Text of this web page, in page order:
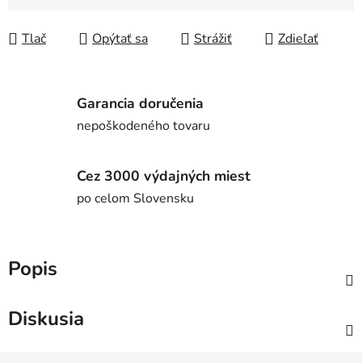
Tlač Opýtať sa Strážiť Zdieľať
Garancia doručenia
nepoškodeného tovaru
Cez 3000 výdajných miest
po celom Slovensku
Popis
Diskusia